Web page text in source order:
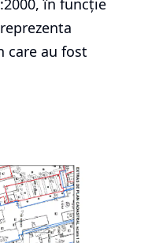
în funcție
care au fost